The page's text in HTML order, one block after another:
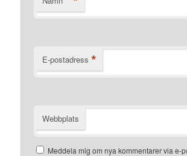
E-postadress *
Webbplats
Meddela mig om nya kommentarer via e-